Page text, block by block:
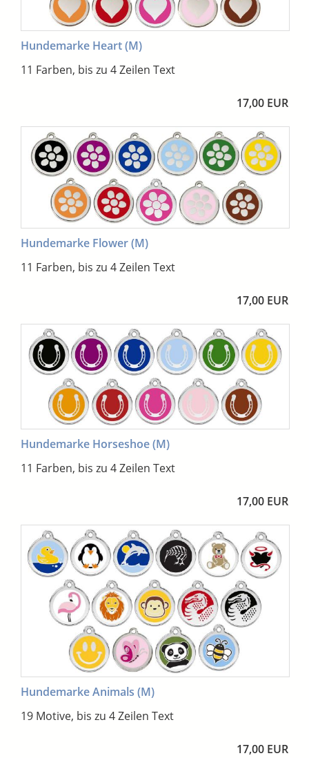
Hundemarke Heart (M)
11 Farben, bis zu 4 Zeilen Text
17,00 EUR
Hundemarke Flower (M)
11 Farben, bis zu 4 Zeilen Text
17,00 EUR
Hundemarke Horseshoe (M)
11 Farben, bis zu 4 Zeilen Text
17,00 EUR
Hundemarke Animals (M)
19 Motive, bis zu 4 Zeilen Text
17,00 EUR